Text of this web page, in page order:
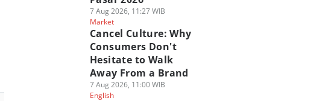
7 Aug 2026, 11:27 WIB
Market
Cancel Culture: Why
Consumers Don't
Hesitate to Walk
Away From a Brand
7 Aug 2026, 11:00 WIB
English